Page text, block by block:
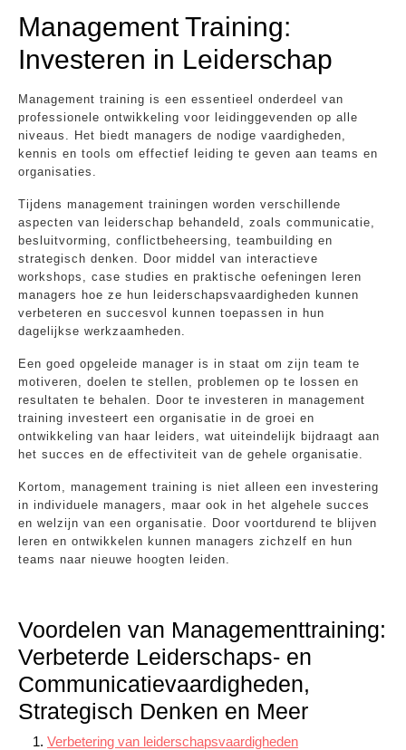
Management Training:
Investeren in Leiderschap
Management training is een essentieel onderdeel van
professionele ontwikkeling voor leidinggevenden op alle
niveaus. Het biedt managers de nodige vaardigheden,
kennis en tools om effectief leiding te geven aan teams en
organisaties.
Tijdens management trainingen worden verschillende
aspecten van leiderschap behandeld, zoals communicatie,
besluitvorming, conflictbeheersing, teambuilding en
strategisch denken. Door middel van interactieve
workshops, case studies en praktische oefeningen leren
managers hoe ze hun leiderschapsvaardigheden kunnen
verbeteren en succesvol kunnen toepassen in hun
dagelijkse werkzaamheden.
Een goed opgeleide manager is in staat om zijn team te
motiveren, doelen te stellen, problemen op te lossen en
resultaten te behalen. Door te investeren in management
training investeert een organisatie in de groei en
ontwikkeling van haar leiders, wat uiteindelijk bijdraagt aan
het succes en de effectiviteit van de gehele organisatie.
Kortom, management training is niet alleen een investering
in individuele managers, maar ook in het algehele succes
en welzijn van een organisatie. Door voortdurend te blijven
leren en ontwikkelen kunnen managers zichzelf en hun
teams naar nieuwe hoogten leiden.
Voordelen van Managementtraining:
Verbeterde Leiderschaps- en
Communicatievaardigheden,
Strategisch Denken en Meer
Verbetering van leiderschapsvaardigheden